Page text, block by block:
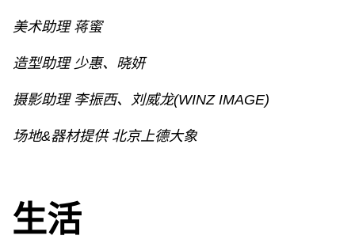
美术助理 蒋蜜
造型助理 少惠、晓妍
摄影助理 李振西、刘威龙(WINZ IMAGE)
场地&器材提供 北京上德大象
生活